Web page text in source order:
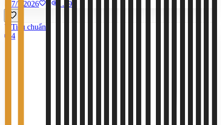
7/7/2026 1.395
Tiêu chuẩn
4